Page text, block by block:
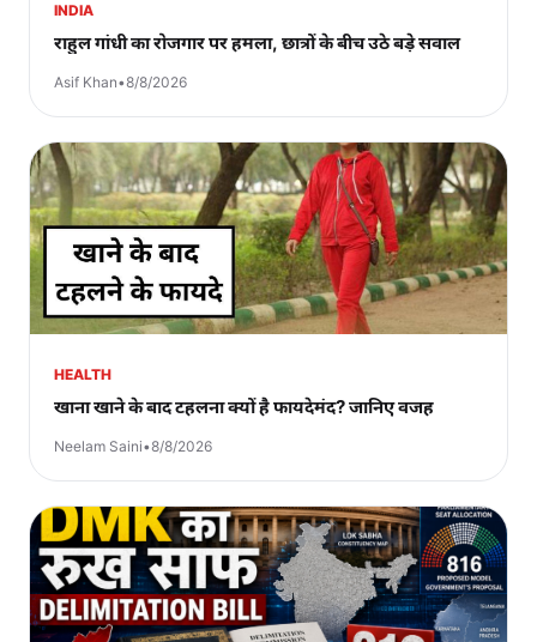
INDIA
राहुल गांधी का रोजगार पर हमला, छात्रों के बीच उठे बड़े सवाल
Asif Khan•8/8/2026
HEALTH
खाना खाने के बाद टहलना क्यों है फायदेमंद? जानिए वजह
Neelam Saini•8/8/2026